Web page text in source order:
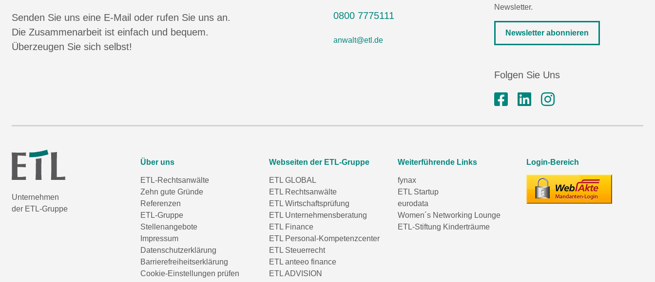
Senden Sie uns eine E-Mail oder rufen Sie uns an.
Die Zusammenarbeit ist einfach und bequem.
Überzeugen Sie sich selbst!
0800 7775111
anwalt@etl.de
Newsletter.
Newsletter abonnieren
Folgen Sie Uns
Unternehmen
der ETL-Gruppe
Über uns
ETL-Rechtsanwälte
Zehn gute Gründe
Referenzen
ETL-Gruppe
Stellenangebote
Impressum
Datenschutzerklärung
Barrierefreiheitserklärung
Cookie-Einstellungen prüfen
Webseiten der ETL-Gruppe
ETL GLOBAL
ETL Rechtsanwälte
ETL Wirtschaftsprüfung
ETL Unternehmensberatung
ETL Finance
ETL Personal-Kompetenzcenter
ETL Steuerrecht
ETL anteeo finance
ETL ADVISION
Weiterführende Links
fynax
ETL Startup
eurodata
Women´s Networking Lounge
ETL-Stiftung Kinderträume
Login-Bereich